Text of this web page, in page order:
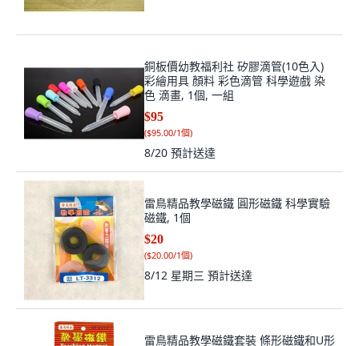
銅板價幼教福利社 矽膠滴管(10色入)
彩繪用具 顏料 彩色滴管 科學遊戲 染
色 滴畫, 1個, 一組
$95
($95.00/1個)
8/20 預計送達
雷鳥精品教學磁鐵 圓形磁鐵 科學實驗
磁鐵, 1個
$20
($20.00/1個)
8/12 星期三 預計送達
雷鳥精品教學磁鐵套裝 條形磁鐵和U形